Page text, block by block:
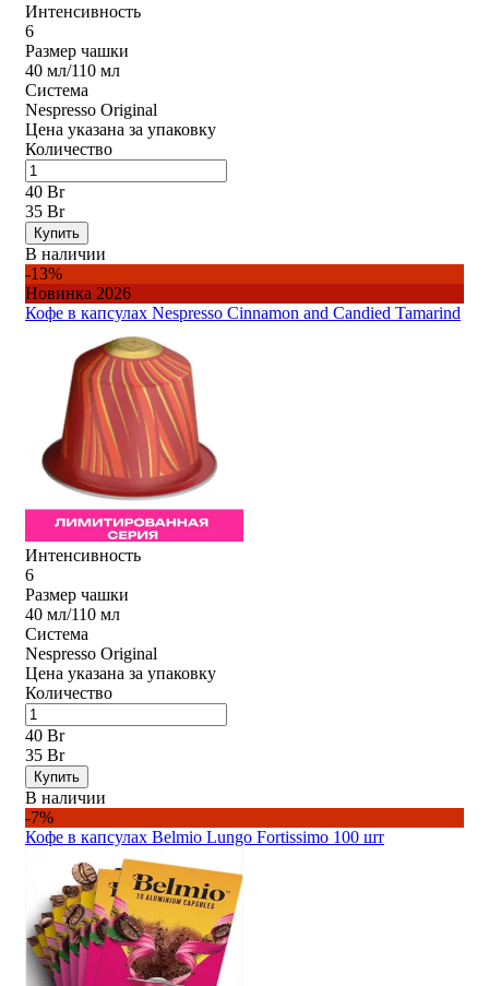
Интенсивность
6
Размер чашки
40 мл/110 мл
Система
Nespresso Original
Цена указана за упаковку
Количество
40 Br
35 Br
Купить
В наличии
-13%
Новинка 2026
Кофе в капсулах Nespresso Cinnamon and Candied Tamarind
Интенсивность
6
Размер чашки
40 мл/110 мл
Система
Nespresso Original
Цена указана за упаковку
Количество
40 Br
35 Br
Купить
В наличии
-7%
Кофе в капсулах Belmio Lungo Fortissimo 100 шт